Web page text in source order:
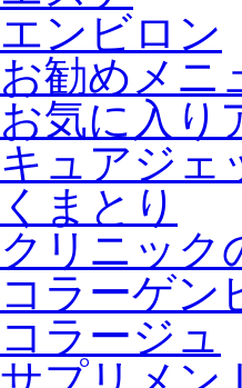
エンビロン
お勧めメニ
お気に入り
キュアジェ
くまとり
クリニック
コラーゲン
コラージュ